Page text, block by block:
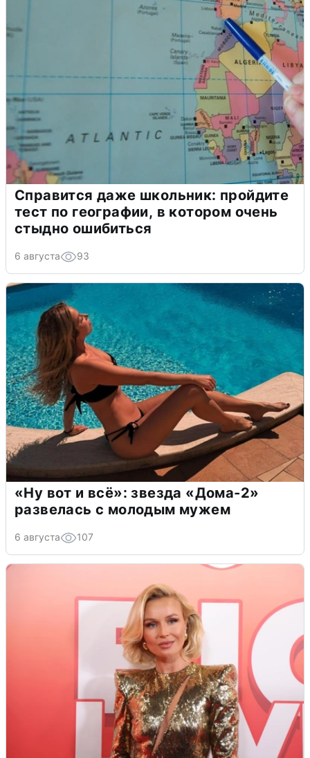
Справится даже школьник: пройдите
тест по географии, в котором очень
стыдно ошибиться
6 августа 93
«Ну вот и всё»: звезда «Дома-2»
развелась с молодым мужем
6 августа 107